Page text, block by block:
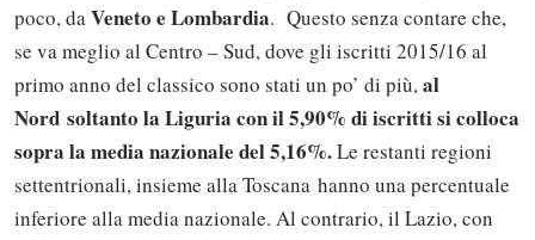
poco, daVeneto e Lombardia. Questo senza contare che,
se va meglio al Centro – Sud, dove gli iscritti 2015/16 al
primo anno del classico sono stati un po’ di più,al
Nord soltanto la Liguria con il 5,90% di iscritti si colloca
sopra la media nazionale del 5,16%.Le restanti regioni
settentrionali, insieme alla Toscana hanno una percentuale
inferiore alla media nazionale. Al contrario, il Lazio, con